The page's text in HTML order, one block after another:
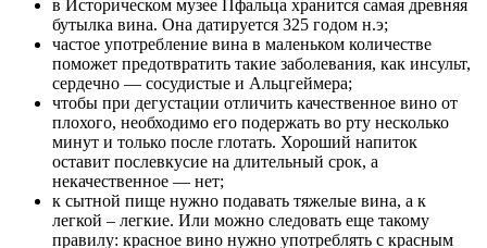
в Историческом музее Пфальца хранится самая древняя
бутылка вина. Она датируется 325 годом н.э;
частое употребление вина в маленьком количестве
поможет предотвратить такие заболевания, как инсульт,
сердечно — сосудистые и Альцгеймера;
чтобы при дегустации отличить качественное вино от
плохого, необходимо его подержать во рту несколько
минут и только после глотать. Хороший напиток
оставит послевкусие на длительный срок, а
некачественное — нет;
к сытной пище нужно подавать тяжелые вина, а к
легкой – легкие. Или можно следовать еще такому
правилу: красное вино нужно употреблять с красным